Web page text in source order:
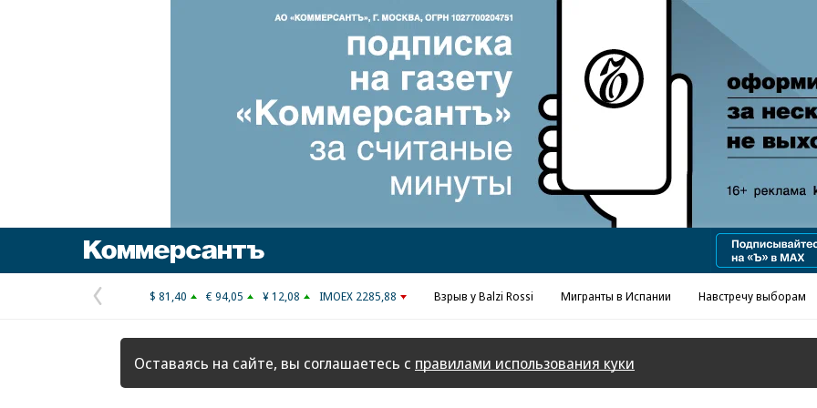
Реклама в «Ъ» www.kommersant.ru/ad
Предыдущая
страница
$ 81,40 € 94,05 ¥ 12,08 IMOEX 2285,88 Взрыв у Balzi Rossi Мигранты в Испании Навстречу выборам
Оставаясь на сайте, вы соглашаетесь с правилами использования куки